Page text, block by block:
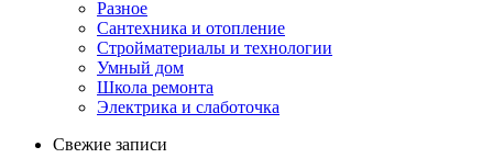
Разное
Сантехника и отопление
Стройматериалы и технологии
Умный дом
Школа ремонта
Электрика и слаботочка
Свежие записи